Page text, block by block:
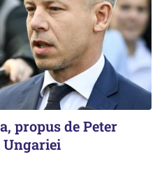
propus de Peter
Ungariei